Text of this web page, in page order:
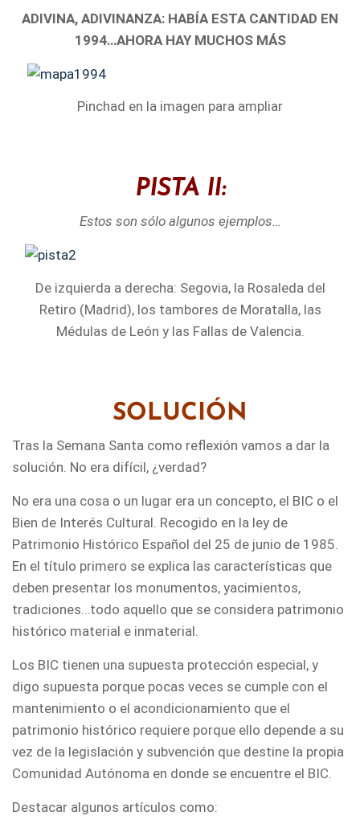
ADIVINA, ADIVINANZA: HABÍA ESTA CANTIDAD EN
1994…AHORA HAY MUCHOS MÁS
Pinchad en la imagen para ampliar
PISTA II:
Estos son sólo algunos ejemplos…
De izquierda a derecha: Segovia, la Rosaleda del
Retiro (Madrid), los tambores de Moratalla, las
Médulas de León y las Fallas de Valencia.
SOLUCIÓN
Tras la Semana Santa como reflexión vamos a dar la
solución. No era difícil, ¿verdad?
No era una cosa o un lugar era un concepto, el BIC o el
Bien de Interés Cultural. Recogido en la ley de
Patrimonio Histórico Español del 25 de junio de 1985.
En el título primero se explica las características que
deben presentar los monumentos, yacimientos,
tradiciones…todo aquello que se considera patrimonio
histórico material e inmaterial.
Los BIC tienen una supuesta protección especial, y
digo supuesta porque pocas veces se cumple con el
mantenimiento o el acondicionamiento que el
patrimonio histórico requiere porque ello depende a su
vez de la legislación y subvención que destine la propia
Comunidad Autónoma en donde se encuentre el BIC.
Destacar algunos artículos como: